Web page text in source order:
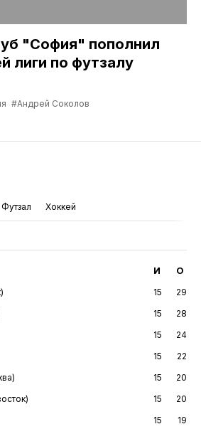
"София" пополнил
лиги по футзалу
#Андрей Соколов
Футзал Хоккей
И О
15
29
15
28
15
24
15
22
15
20
15
20
15
19